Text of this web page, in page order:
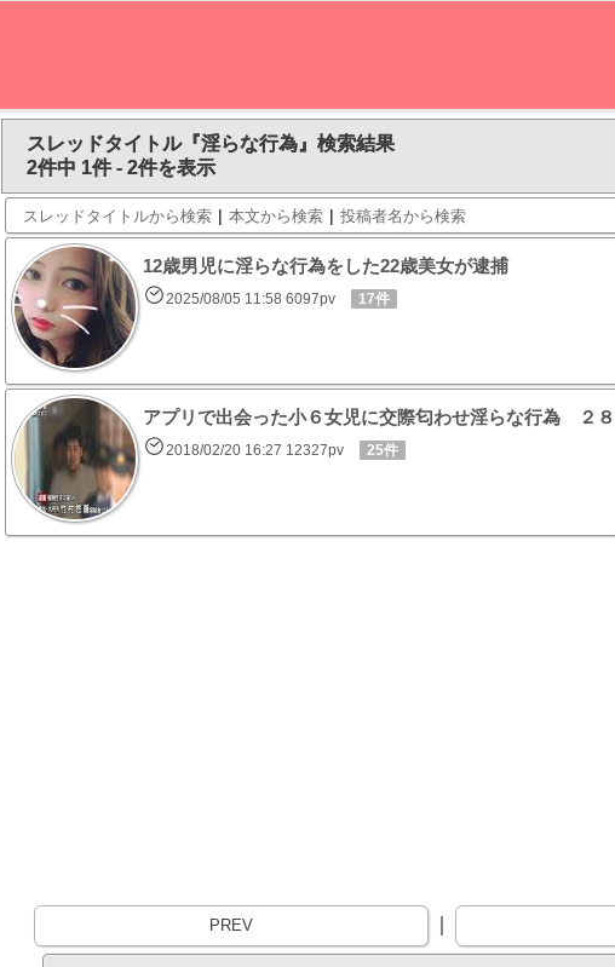
スレッドタイトル『淫らな行為』検索結果
2件中 1件 - 2件を表示
スレッドタイトルから検索 | 本文から検索 | 投稿者名から検索
12歳男児に淫らな行為をした22歳美女が逮捕
2025/08/05 11:58 6097pv 17件
アプリで出会った小６女児に交際匂わせ淫らな行為 ２
2018/02/20 16:27 12327pv 25件
PREV